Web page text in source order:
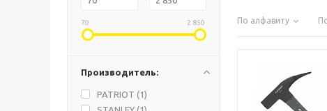
70 2 850
Производитель:
PATRIOT (1)
По алфавиту